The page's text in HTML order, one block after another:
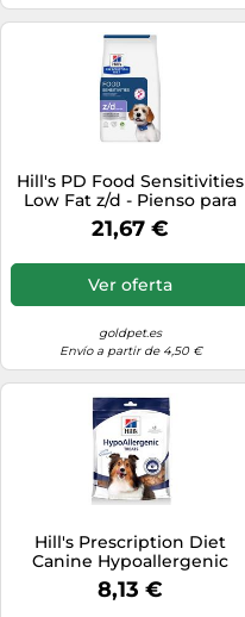
Hill's PD Food Sensitivities
Low Fat z/d - Pienso para
perro para mantenimiento
del peso - Cantidad: 1,5 kg
21,67 €
Ver oferta
goldpet.es
Envío a partir de 4,50 €
Hill's Prescription Diet
Canine Hypoallergenic
Treats-Pack x 6 Bolsa de
220 gr
8,13 €